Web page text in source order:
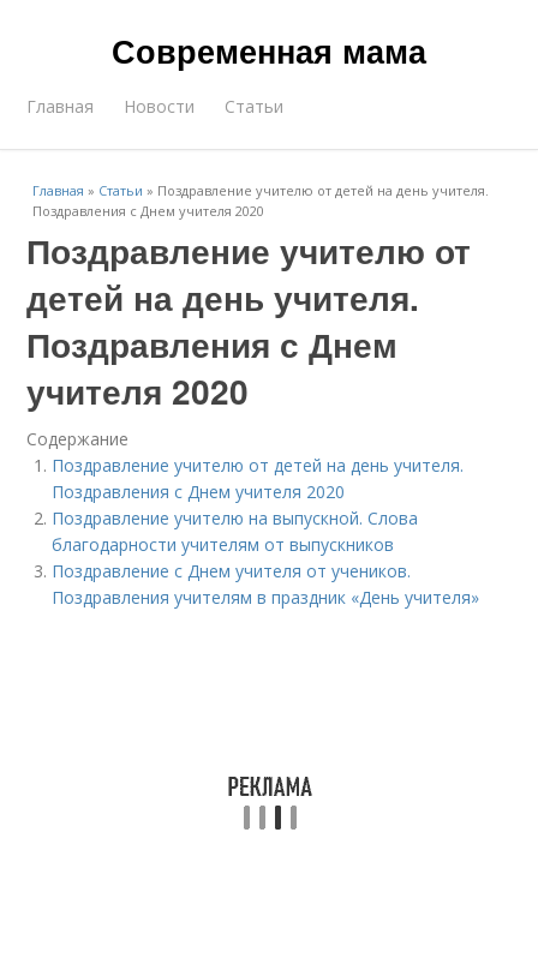
Современная мама
Главная Новости Статьи
Главная » Статьи » Поздравление учителю от детей на день учителя.
Поздравления с Днем учителя 2020
Поздравление учителю от
детей на день учителя.
Поздравления с Днем
учителя 2020
Содержание
Поздравление учителю от детей на день учителя.
Поздравления с Днем учителя 2020
Поздравление учителю на выпускной. Слова
благодарности учителям от выпускников
Поздравление с Днем учителя от учеников.
Поздравления учителям в праздник «День учителя»